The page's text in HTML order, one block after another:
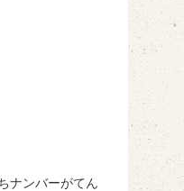
ナンバーがてん